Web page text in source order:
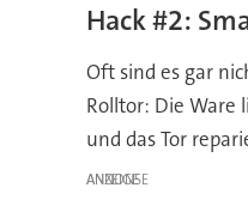
Hack #2:
Oft sind es gar
Rolltor: Die Ware
und das Tor
ANZEIGE